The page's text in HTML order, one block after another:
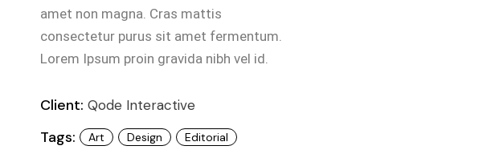
amet non magna. Cras mattis
consectetur purus sit amet fermentum.
Lorem Ipsum proin gravida nibh vel id.
Client: Qode Interactive
Tags: Art Design Editorial